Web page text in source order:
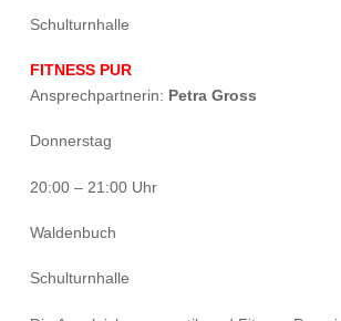
Schulturnhalle
FITNESS PUR
Ansprechpartnerin: Petra Gross
Donnerstag
20:00 – 21:00 Uhr
Waldenbuch
Schulturnhalle